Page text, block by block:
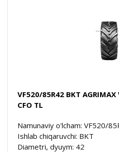
VF520/85R42 BKT AGRIMAX
CFO TL
Namunaviy o'lcham: VF520/
Ishlab chiqaruvchi: BKT
Diametri, dyuym: 42